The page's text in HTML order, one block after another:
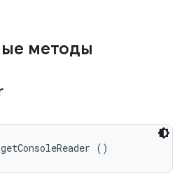
методы
()